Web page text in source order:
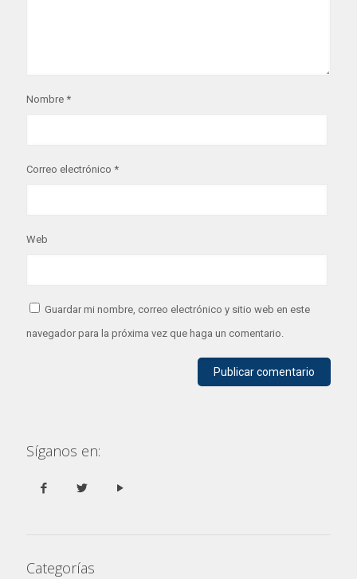
Nombre *
Correo electrónico *
Web
Guardar mi nombre, correo electrónico y sitio web en este
navegador para la próxima vez que haga un comentario.
Síganos en:
Categorías